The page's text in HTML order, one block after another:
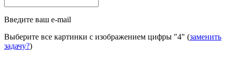
Введите ваш e-mail
Выберите все картинки с изображением цифры "4" (заменить
задачу?)